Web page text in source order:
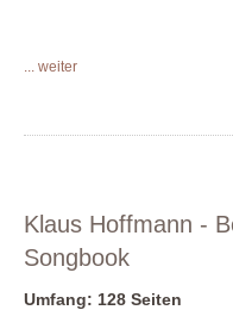
... weiter
Klaus Hoffmann -
Songbook
Umfang: 128 Seiten